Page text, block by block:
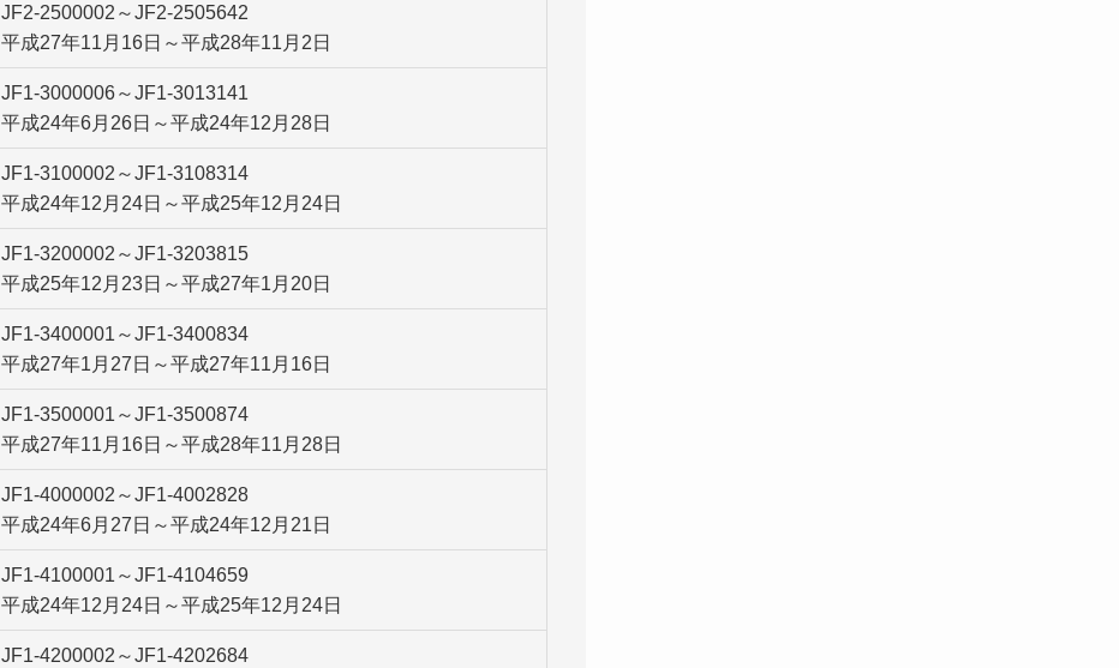
JF2-2500002～JF2-2505642
平成27年11月16日～平成28年11月2日
JF1-3000006～JF1-3013141
平成24年6月26日～平成24年12月28日
JF1-3100002～JF1-3108314
平成24年12月24日～平成25年12月24日
JF1-3200002～JF1-3203815
平成25年12月23日～平成27年1月20日
JF1-3400001～JF1-3400834
平成27年1月27日～平成27年11月16日
JF1-3500001～JF1-3500874
平成27年11月16日～平成28年11月28日
JF1-4000002～JF1-4002828
平成24年6月27日～平成24年12月21日
JF1-4100001～JF1-4104659
平成24年12月24日～平成25年12月24日
JF1-4200002～JF1-4202684